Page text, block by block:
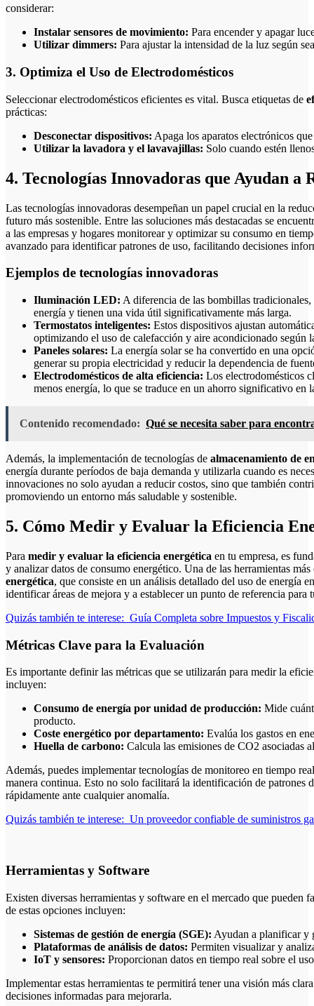
considerar:
Instalar sensores de movimiento: Para encender y apagar
Utilizar dimmers: Para ajustar la intensidad de la luz según
3. Optimiza el Uso de Electrodomésticos
Seleccionar electrodomésticos eficientes es vital. Busca etiquetas de
prácticas:
Desconectar dispositivos: Apaga los aparatos electrónicos
Utilizar la lavadora y el lavavajillas: Solo cuando estén
4. Tecnologías Innovadoras que Ayudan a
Las tecnologías innovadoras desempeñan un papel crucial en la
futuro más sostenible. Entre las soluciones más destacadas se
a las empresas y hogares monitorear y optimizar su consumo en
avanzado para identificar patrones de uso, facilitando decisiones
Ejemplos de tecnologías innovadoras
Iluminación LED: A diferencia de las bombillas
energía y tienen una vida útil significativamente más larga.
Termostatos inteligentes: Estos dispositivos ajustan
optimizando el uso de calefacción y aire acondicionado según
Paneles solares: La energía solar se ha convertido en una
generar su propia electricidad y reducir la dependencia de
Electrodomésticos de alta eficiencia: Los electrodomésticos
menos energía, lo que se traduce en un ahorro significativo en
Contenido recomendado: Qué se necesita saber para
Además, la implementación de tecnologías de almacenamiento de
energía durante períodos de baja demanda y utilizarla cuando es
innovaciones no solo ayudan a reducir costos, sino que también
promoviendo un entorno más saludable y sostenible.
5. Cómo Medir y Evaluar la Eficiencia
Para medir y evaluar la eficiencia energética en tu empresa, es
y analizar datos de consumo energético. Una de las herramientas
energética, que consiste en un análisis detallado del uso de energía
identificar áreas de mejora y a establecer un punto de referencia para
Quizás también te interese: Guía Completa sobre Impuestos y
Métricas Clave para la Evaluación
Es importante definir las métricas que se utilizarán para medir la
incluyen:
Consumo de energía por unidad de producción: Mide
producto.
Coste energético por departamento: Evalúa los gastos en
Huella de carbono: Calcula las emisiones de CO2 asociadas
Además, puedes implementar tecnologías de monitoreo en tiempo
manera continua. Esto no solo facilitará la identificación de patrones
rápidamente ante cualquier anomalía.
Quizás también te interese: Un proveedor confiable de suministros
Herramientas y Software
Existen diversas herramientas y software en el mercado que
de estas opciones incluyen:
Sistemas de gestión de energía (SGE): Ayudan a planificar y
Plataformas de análisis de datos: Permiten visualizar y
IoT y sensores: Proporcionan datos en tiempo real sobre el
Implementar estas herramientas te permitirá tener una visión más
decisiones informadas para mejorarla.